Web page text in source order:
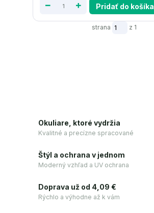
Pridať do košíka
strana z 1
Okuliare, ktoré vydržia
Kvalitné a precízne spracované
Štýl a ochrana v jednom
Moderný vzhľad a UV ochrana
Doprava už od 4,09 €
Rýchlo a výhodne až k vám